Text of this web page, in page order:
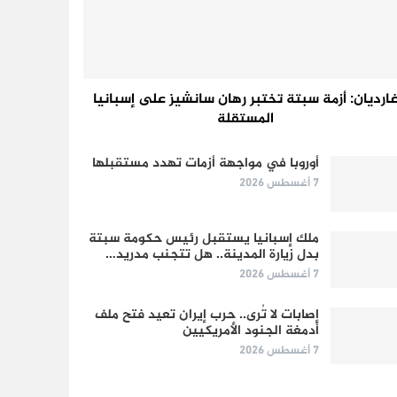
أزمة سبتة تختبر رهان سانشيز على إسبانيا
المستقلة
أوروبا في مواجهة أزمات تهدد مستقبلها
7 أغسطس 2026
ملك إسبانيا يستقبل رئيس حكومة سبتة
بدل زيارة المدينة.. هل تتجنب مدريد…
7 أغسطس 2026
إصابات لا تُرى.. حرب إيران تعيد فتح ملف
أدمغة الجنود الأمريكيين
7 أغسطس 2026